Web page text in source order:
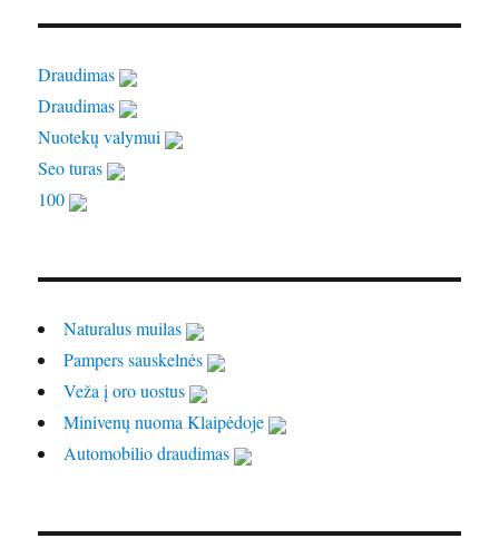
Draudimas
Draudimas
Nuotekų valymui
Seo turas
100
Naturalus muilas
Pampers sauskelnės
Veža į oro uostus
Minivenų nuoma Klaipėdoje
Automobilio draudimas